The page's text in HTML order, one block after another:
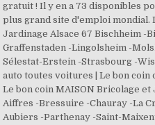
gratuit ! Il y en a 73 disponibles
plus grand site d'emploi mondial.
Jardinage Alsace 67 Bischheim
Graffenstaden -Lingolsheim -
Sélestat-Erstein -Strasbourg -
auto toutes voitures | Le bon coin
Le bon coin MAISON Bricolage
Aiffres -Bressuire -Chauray -La
Aubiers -Parthenay -Saint-